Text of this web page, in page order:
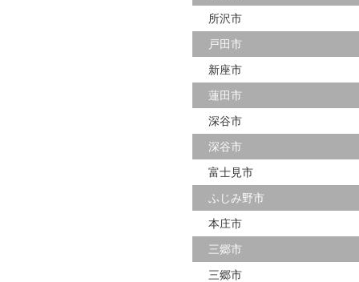
所沢市
戸田市
新座市
蓮田市
深谷市
深谷市
富士見市
ふじみ野市
本庄市
三郷市
三郷市